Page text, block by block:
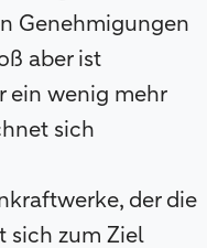
Genehmigungen
aber ist
ein wenig mehr
sich
der die
sich zum Ziel